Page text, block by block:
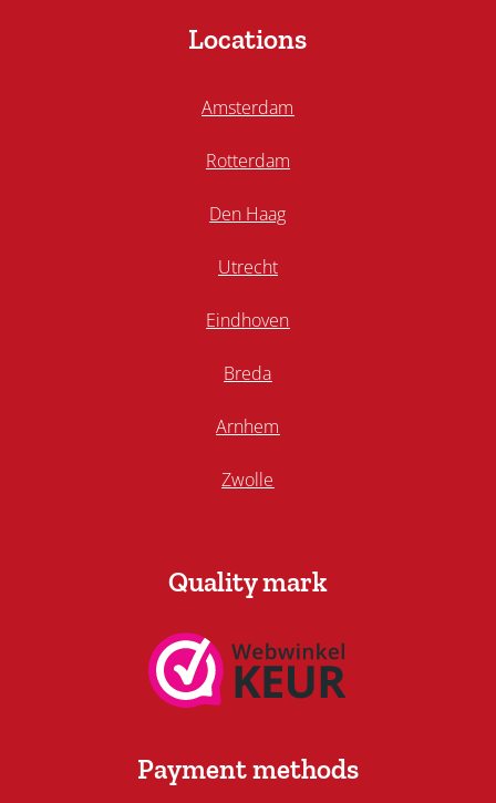
Locations
Amsterdam
Rotterdam
Den Haag
Utrecht
Eindhoven
Breda
Arnhem
Zwolle
Quality mark
Payment methods